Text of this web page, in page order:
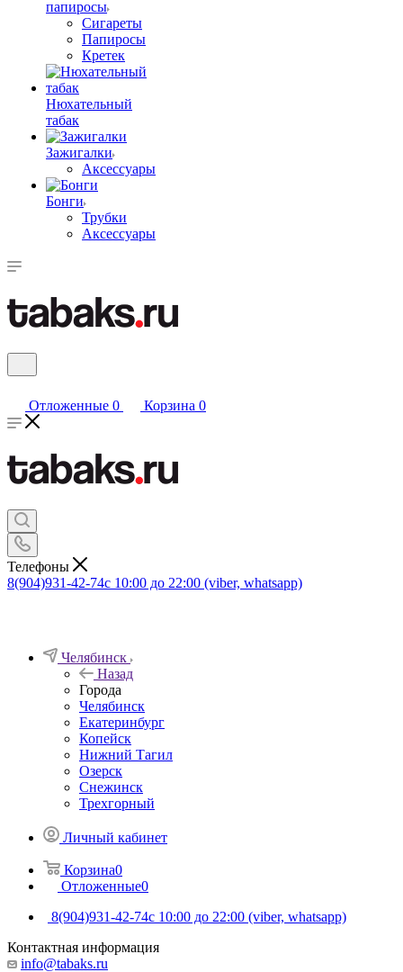
папиросы
Сигареты
Папиросы
Кретек
Нюхательный
табак
Зажигалки
Аксессуары
Бонги
Трубки
Аксессуары
Отложенные 0 Корзина 0
Телефоны
8(904)931-42-74с 10:00 до 22:00 (viber, whatsapp)
Челябинск
Назад
Города
Челябинск
Екатеринбург
Копейск
Нижний Тагил
Озерск
Снежинск
Трехгорный
Личный кабинет
Корзина0
Отложенные0
8(904)931-42-74с 10:00 до 22:00 (viber, whatsapp)
Контактная информация
info@tabaks.ru